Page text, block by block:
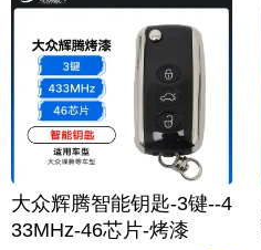
大众辉腾智能钥匙-3键--4
33MHz-46芯片-烤漆